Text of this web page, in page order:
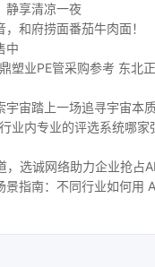
静享清凉一夜
和府捞面番茄牛肉面！
中
塑业PE管采购参考 东北
宇宙踏上一场追寻宇宙本
业内专业的评选系统哪家
，选诚网络助力企业抢占
景指南：不同行业如何用